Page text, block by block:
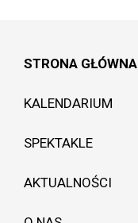
STRONA GŁÓWNA
KALENDARIUM
SPEKTAKLE
AKTUALNOŚCI